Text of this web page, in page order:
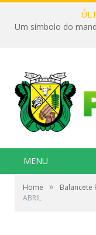
MENU
Home » Balancete
ABRIL